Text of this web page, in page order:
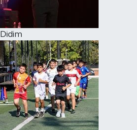
Didim